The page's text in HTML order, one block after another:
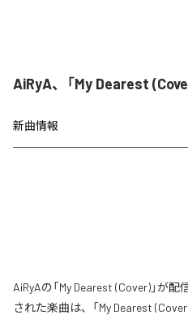
AiRyA、「My Dearest
新曲情報
AiRyAの「My Dearest (Cover)」が
された楽曲は、「My Dearest